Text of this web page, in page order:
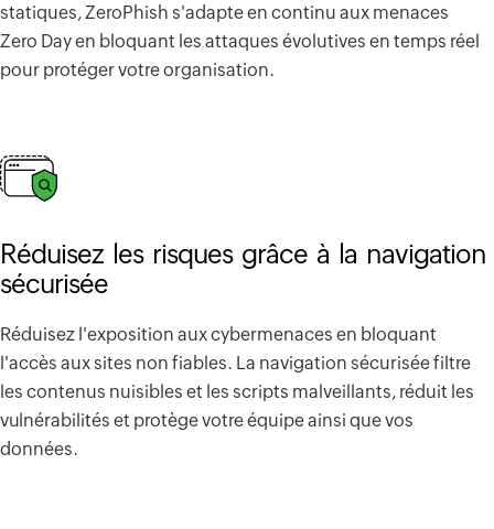
statiques, ZeroPhish s'adapte en continu aux menaces
Zero Day en bloquant les attaques évolutives en temps réel
pour protéger votre organisation.
Réduisez les risques grâce à la navigation
sécurisée
Réduisez l'exposition aux cybermenaces en bloquant
l'accès aux sites non fiables. La navigation sécurisée filtre
les contenus nuisibles et les scripts malveillants, réduit les
vulnérabilités et protège votre équipe ainsi que vos
données.